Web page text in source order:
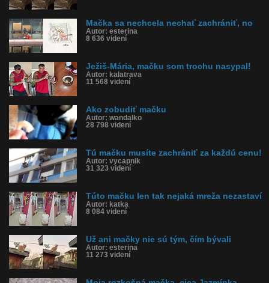
Mačka sa nechcela nechať zachrániť, no
Autor: esterina
8 636 videní
Ježiš-Mária, mačku som trochu nasypal!
Autor: kalatrava
11 568 videní
Ako zobudiť mačku
Autor: wandalko
28 798 videní
Tú mačku musíte zachrániť za každú cenu!
Autor: vycapnik
31 323 videní
Túto mačku len tak nejaká mreža nezastaví
Autor: katka
8 084 videní
Už ani mačky nie sú tým, čím bývali
Autor: esterina
11 273 videní